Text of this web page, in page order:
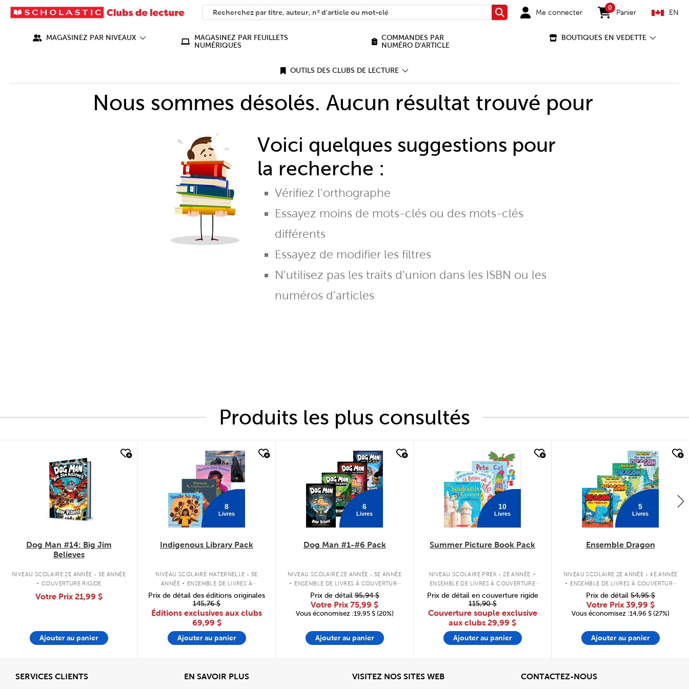
SEARCH
What can we help you find?
RechercherMe connecter
0
items in cart
Panier EN
MAGASINEZ PAR NIVEAUX
MAGASINEZ PAR FEUILLETS
NUMÉRIQUES
COMMANDES PAR
NUMÉRO D’ARTICLE
BOUTIQUES EN VEDETTE
OUTILS DES CLUBS DE LECTURE
Nous sommes désolés. Aucun résultat trouvé pour
Voici quelques suggestions pour
la recherche :
Vérifiez l'orthographe
Essayez moins de mots-clés ou des mots-clés
différents
Essayez de modifier les filtres
N'utilisez pas les traits d'union dans les ISBN ou les
numéros d'articles
Produits les plus consultés
Dog Man #14: Big Jim
Believes
NIVEAU SCOLAIRE 2E ANNÉE - 5E ANNÉE
. COUVERTURE RIGIDE
Votre Prix 21,99 $
Ajouter au panier
8
Livres
Indigenous Library Pack
NIVEAU SCOLAIRE MATERNELLE - 5E
ANNÉE . ENSEMBLE DE LIVRES À
COUVERTURE SOUPLE
Prix de détail des éditions originales
145,76 $
Éditions exclusives aux clubs
69,99 $
Ajouter au panier
6
Livres
Dog Man #1-#6 Pack
NIVEAU SCOLAIRE 2E ANNÉE - 5E ANNÉE
. ENSEMBLE DE LIVRES À COUVERTURE
RIGIDE
Prix de détail95,94 $
Votre Prix 75,99 $
Vous économisez :19,95 $ (20%)
Ajouter au panier
10
Livres
Summer Picture Book Pack
NIVEAU SCOLAIRE PREK - 2E ANNÉE .
ENSEMBLE DE LIVRES À COUVERTURE
Prix de détail en couverture rigide
115,90 $
Couverture souple exclusive
aux clubs 29,99 $
Ajouter au panier
5
Livres
Ensemble Dragon
NIVEAU SCOLAIRE 2E ANNÉE - 4E ANNÉE
. ENSEMBLE DE LIVRES À COUVERTURE
SOUPLE
Prix de détail54,95 $
Votre Prix 39,99 $
Vous économisez :14,96 $ (27%)
Ajouter au panier
SERVICES CLIENTSAfficher EN SAVOIR PLUSView VISITEZ NOS SITES WEBAfficher CONTACTEZ-NOUSView